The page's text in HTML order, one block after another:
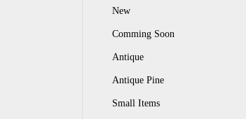
New
Comming Soon
Antique
Antique Pine
Small Items